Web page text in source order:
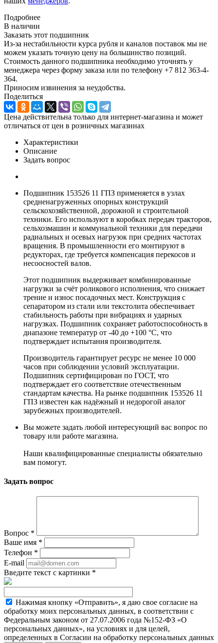
Подробнее
В наличии
Заказать этот подшипник
Из-за нестабильности курса рубля и каналов поставок мы не
можем указать точную цену на большинство позиций.
Стоимость данного подшипника необходимо уточнять у
менеджера через форму заказа или по телефону +7 812 363-4-
364.
Приносим извинения за неудобства.
Поделиться
Цена действительна только для интернет-магазина и может
отличаться от цен в розничных магазинах
Характеристики
Описание
Задать вопрос
Подшипник 153526 11 ГПЗ применяется в узлах
средненагруженных опорных конструкций
сельскохозяйственной, дорожной и строительной
техники. Его используют в коробках передач тракторов,
сельхозмашин и коммунальной техники для передачи
радиальных и осевых нагрузок при средних частотах
вращения. В промышленности его монтируют в
редукторах, где требуется компенсация перекосов и
несоосностей валов.
Этот подшипник выдерживает комбинированные
нагрузки за счёт роликового исполнения, что снижает
трение и износ посадочных мест. Конструкция с
сепаратором из стали или текстолита обеспечивает
стабильность работы при вибрациях и ударных
нагрузках. Подшипник сохраняет работоспособность в
диапазоне температур от -40 до +100 °C, что
подтверждает испытания производителя.
Производитель гарантирует ресурс не менее 10 000
часов при соблюдении условий эксплуатации.
Подшипник сертифицирован по ГОСТ, что
подтверждает его соответствие отечественным
стандартам качества. На рынке подшипник 153526 11
ГПЗ известен как надёжный и недорогой аналог
зарубежных производителей.
Вы можете задать любой интересующий вас вопрос по
товару или работе магазина.
Наши квалифицированные специалисты обязательно
вам помогут.
Задать вопрос
Вопрос *
Ваше имя *
Телефон *
E-mail
Введите текст с картинки *
Нажимая кнопку «Отправить», я даю свое согласие на
обработку моих персональных данных, в соответствии с
Федеральным законом от 27.07.2006 года №152-ФЗ «О
персональных данных», на условиях и для целей,
определенных в Согласии на обработку персональных данных